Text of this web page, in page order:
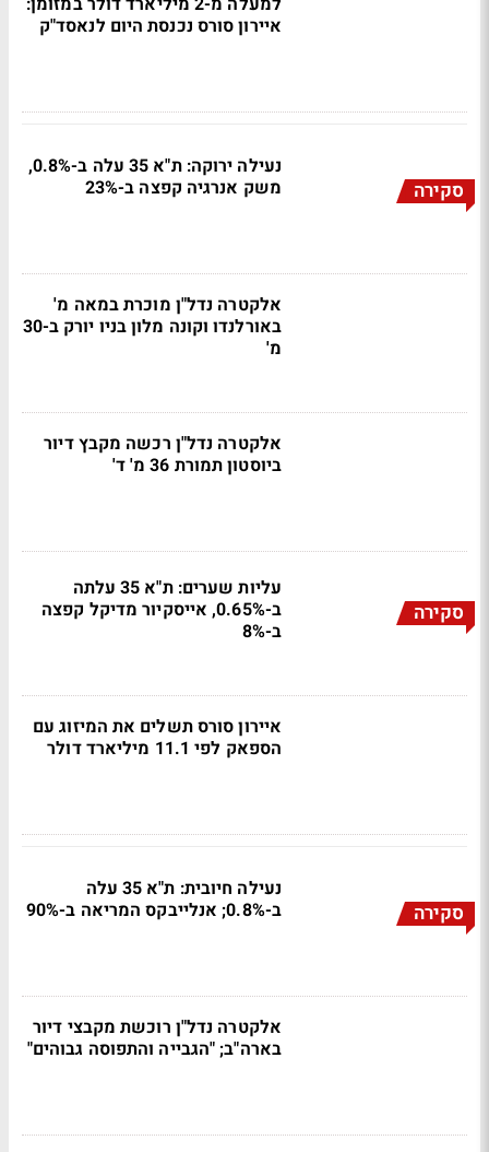
איירון סורס נכנסת היום לנאסד"ק
סקירה
נעילה ירוקה: ת"א 35 עלה ב-0.8%,
משק אנרגיה קפצה ב-23%
אלקטרה נדל"ן מוכרת במאה מ'
באורלנדו וקונה מלון בניו יורק ב-30
מ'
אלקטרה נדל"ן רכשה מקבץ דיור
ביוסטון תמורת 36 מ' ד'
סקירה
עליות שערים: ת"א 35 עלתה
ב-0.65%, אייסקיור מדיקל קפצה
ב-8%
איירון סורס תשלים את המיזוג עם
הספאק לפי 11.1 מיליארד דולר
סקירה
נעילה חיובית: ת"א 35 עלה
ב-0.8%; אנלייבקס המריאה ב-90%
אלקטרה נדל"ן רוכשת מקבצי דיור
בארה"ב; "הגבייה והתפוסה גבוהים"